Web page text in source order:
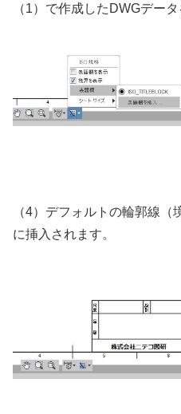
（1）で作成したDWGデー
（4）デフォルトの輪郭線（
に挿入されます。